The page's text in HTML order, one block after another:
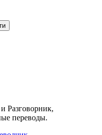
Разговорник,
переводы.